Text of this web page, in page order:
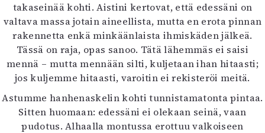
Info
Tilaus ja irtonumerot
Yhteistyössä
Toimitus
Mediatiedot
Kaltio ry
takaseinää kohti. Aistini kertovat, että edessäni on
valtava massa jotain aineellista, mutta en erota pinnan
rakennetta enkä minkäänlaista ihmiskäden jälkeä.
Tässä on raja, opas sanoo. Tätä lähemmäs ei saisi
mennä – mutta mennään silti, kuljetaan ihan hitaasti;
jos kuljemme hitaasti, varoitin ei rekisteröi meitä.
Astumme hanhenaskelin kohti tunnistamatonta pintaa.
Sitten huomaan: edessäni ei olekaan seinä, vaan
pudotus. Alhaalla montussa erottuu valkoiseen